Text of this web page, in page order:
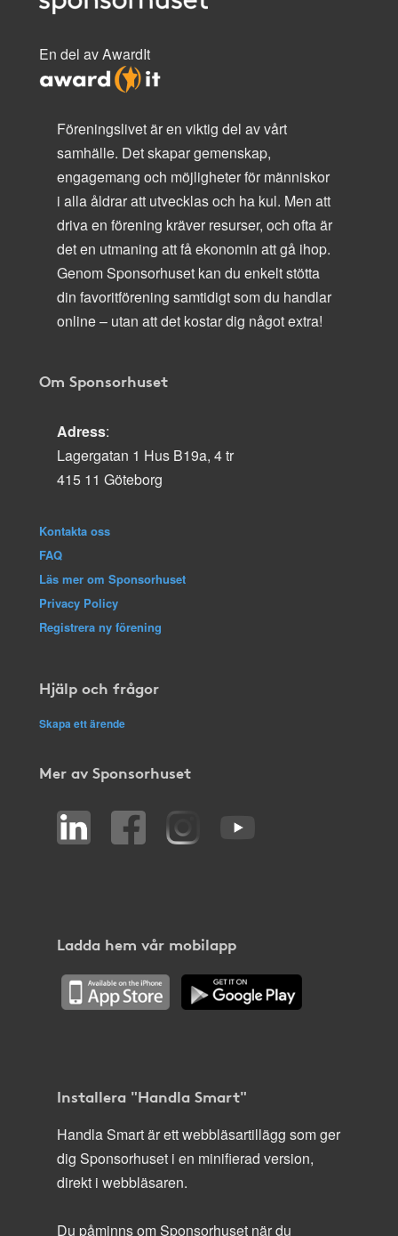
En del av AwardIt
Föreningslivet är en viktig del av vårt
samhälle. Det skapar gemenskap,
engagemang och möjligheter för människor
i alla åldrar att utvecklas och ha kul. Men att
driva en förening kräver resurser, och ofta är
det en utmaning att få ekonomin att gå ihop.
Genom Sponsorhuset kan du enkelt stötta
din favoritförening samtidigt som du handlar
online – utan att det kostar dig något extra!
Om Sponsorhuset
Adress:
Lagergatan 1 Hus B19a, 4 tr
415 11 Göteborg
Kontakta oss
FAQ
Läs mer om Sponsorhuset
Privacy Policy
Registrera ny förening
Hjälp och frågor
Skapa ett ärende
Mer av Sponsorhuset
Ladda hem vår mobilapp
Installera "Handla Smart"
Handla Smart är ett webbläsartillägg som ger
dig Sponsorhuset i en minifierad version,
direkt i webbläsaren.
Du påminns om Sponsorhuset när du